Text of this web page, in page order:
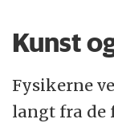
Kunst
Fysikerne
langt fra de